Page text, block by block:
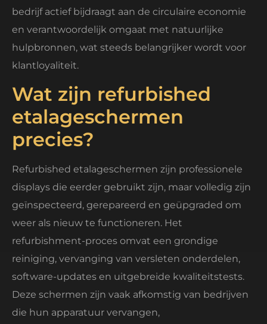
bedrijf actief bijdraagt aan de circulaire economie
en verantwoordelijk omgaat met natuurlijke
hulpbronnen, wat steeds belangrijker wordt voor
klantloyaliteit.
Wat zijn refurbished
etalageschermen
precies?
Refurbished etalageschermen zijn professionele
displays die eerder gebruikt zijn, maar volledig zijn
geïnspecteerd, gerepareerd en geüpgraded om
weer als nieuw te functioneren. Het
refurbishment-proces omvat een grondige
reiniging, vervanging van versleten onderdelen,
software-updates en uitgebreide kwaliteitstests.
Deze schermen zijn vaak afkomstig van bedrijven
die hun apparatuur vervangen,